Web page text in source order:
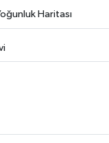
Haritası